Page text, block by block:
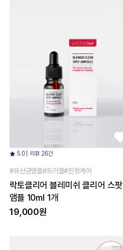
5.0 | 리뷰 26건
#유산균앰플#트러블#진정케어
락토클리어 블레미쉬 클리어 스팟
앰플 10ml 1개
19,000원